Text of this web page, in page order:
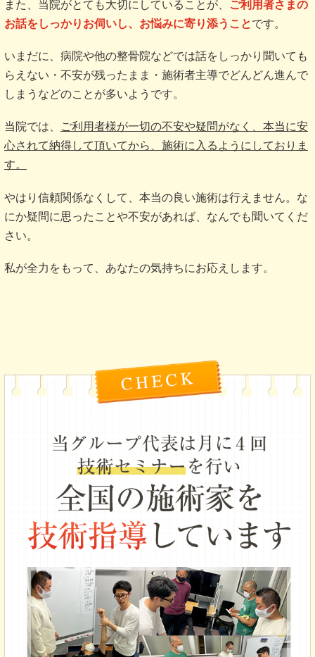
また、当院がとても大切にしていることが、
ご利用者さまの
お話をしっかりお伺いし、お悩みに寄り添うことです。
いまだに、病院や他の整骨院などでは話をしっかり聞いても
らえない・不安が残ったまま・施術者主導でどんどん進んで
しまうなどのことが多いようです。
当院では、
ご利用者様が一切の不安や疑問がなく、本当に安
心されて納得して頂いてから、施術に入るようにしておりま
す。
やはり信頼関係なくして、本当の良い施術は行えません。な
にか疑問に思ったことや不安があれば、なんでも聞いてくだ
さい。
私が全力をもって、あなたの気持ちにお応えします。